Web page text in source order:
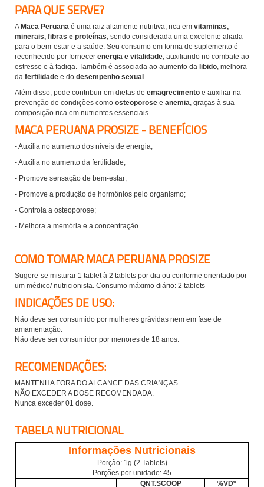
PARA QUE SERVE?
AMaca Peruana é uma raiz altamente nutritiva, rica em vitaminas,
minerais, fibras e proteínas , sendo considerada uma excelente aliada
para o bem-estar e a saúde. Seu consumo em forma de suplemento é
reconhecido por fornecer energia e vitalidade , auxiliando no combate ao
estresse e à fadiga. Também é associada ao aumento da libido , melhora
da fertilidade e do desempenho sexual
Além disso, pode contribuir em dietas de emagrecimento e auxiliar na
prevenção de condições como osteoporose e anemia , graças à sua
composição rica em nutrientes essenciais.
MACA PERUANA PROSIZE- BENEFÍCIOS
- Auxilia no aumento dos níveis de energia;
- Auxilia no aumento da fertilidade;
- Promove sensação de bem-estar;
- Promove a produção de hormônios pelo organismo;
- Controla a osteoporose;
- Melhora a memória e a concentração.
COMO TOMAR MACA PERUANA PROSIZE
Sugere-se misturar 1 tablet à 2 tablets por dia ou conforme orientado por
um médico/ nutricionista. Consumo máximo diário: 2 tablets
INDICAÇÕES DE USO:
Não deve ser consumido por mulheres grávidas nem em fase de
amamentação.
Não deve ser consumidor por menores de 18 anos.
RECOMENDAÇÕES:
MANTENHA FORA DO ALCANCE DAS CRIANÇAS
NÃO EXCEDER A DOSE RECOMENDADA.
Nunca exceder 01 dose.
TABELA NUTRICIONAL
Informações Nutricionais
Porção: 1g (2 Tablets)
Porções por unidade: 45
QNT.SCOOP
%VD*